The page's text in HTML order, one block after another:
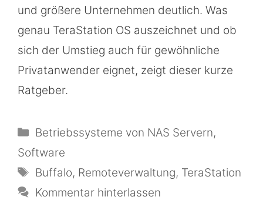
und größere Unternehmen deutlich. Was
genau TeraStation OS auszeichnet und ob
sich der Umstieg auch für gewöhnliche
Privatanwender eignet, zeigt dieser kurze
Ratgeber.
Kategorien
Betriebssysteme von NAS Servern,
Software
Schlagwörter
Buffalo, Remoteverwaltung, TeraStation
Kommentar hinterlassen